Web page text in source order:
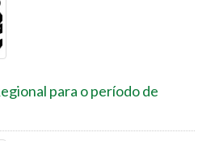
para o período de